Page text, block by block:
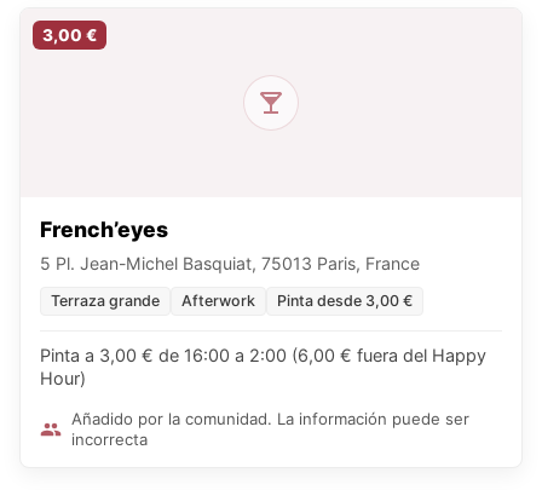
3,00 €
French’eyes
5 Pl. Jean-Michel Basquiat, 75013 Paris, France
Terraza grande Afterwork Pinta desde 3,00 €
Pinta a 3,00 € de 16:00 a 2:00 (6,00 € fuera del Happy
Hour)
Añadido por la comunidad. La información puede ser
incorrecta